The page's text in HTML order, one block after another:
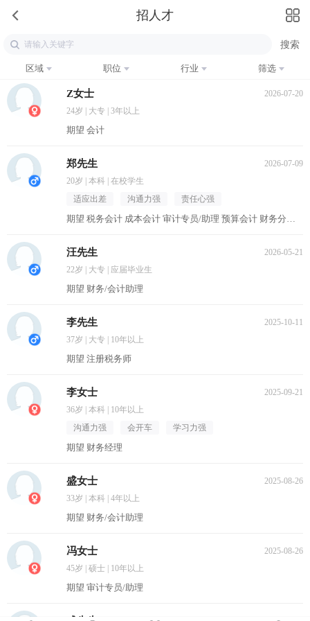
招人才
区域 职位 行业 筛选
Z女士
2026-07-20
24岁 | 大专 | 3年以上
期望 会计
郑先生
2026-07-09
20岁 | 本科 | 在校学生
适应出差
沟通力强 责任心强
期望 税务会计 成本会计 审计专员/助理 预算会计 财务分析员
汪先生
2026-05-21
22岁 | 大专 | 应届毕业生
期望 财务/会计助理
李先生
2025-10-11
37岁 | 大专 | 10年以上
期望 注册税务师
李女士
2025-09-21
36岁 | 本科 | 10年以上
沟通力强
会开车 学习力强
期望 财务经理
盛女士
2025-08-26
33岁 | 本科 | 4年以上
期望 财务/会计助理
冯女士
2025-08-26
45岁 | 硕士 | 10年以上
期望 审计专员/助理